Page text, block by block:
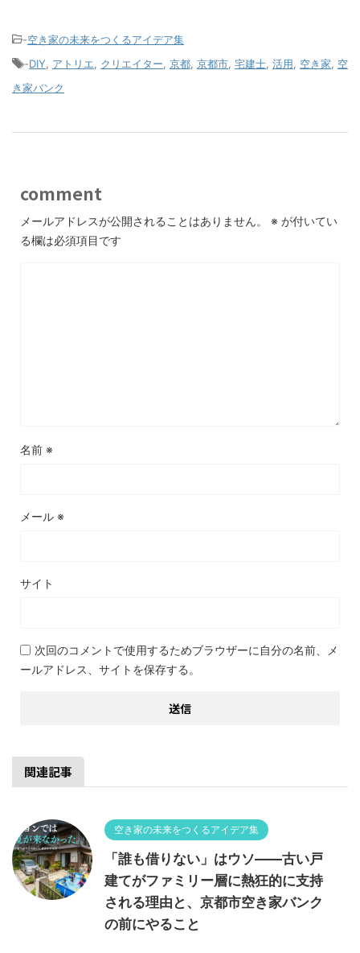
-空き家の未来をつくるアイデア集
-DIY アトリエ クリエイター 京都 京都市 宅建士 活用 空き家
空
き家バンク
comment
メールアドレスが公開されることはありません。 ※ が付いてい
る欄は必須項目です
名前 ※
メール ※
サイト
次回のコメントで使用するためブラウザーに自分の名前、メ
ールアドレス、サイトを保存する。
関連記事
空き家の未来をつくるアイデア集
「誰も借りない」はウソ——古い戸
建てがファミリー層に熱狂的に支持
される理由と、京都市空き家バンク
の前にやること